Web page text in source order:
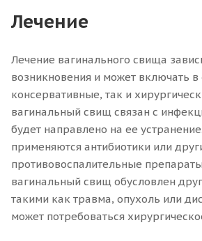
Лечение
Лечение вагинального свища
возникновения и может включать в
консервативные, так и
вагинальный свищ связан с
будет направлено на ее
применяются антибиотики или
противовоспалительные
вагинальный свищ обусловлен
такими как травма, опухоль или
может потребоваться